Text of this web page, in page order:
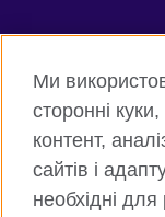
Connect with us
Facebook
Instagram
TikTok
Ми
сторонні
контент,
сайтів і
необхідні